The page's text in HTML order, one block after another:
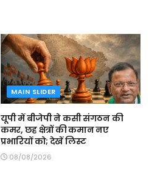
MAIN SLIDER
यूपी में बीजेपी ने कसी संगठन की
कमर, छह क्षेत्रों की कमान नए
प्रभारियों को; देखें लिस्ट
08/08/2026